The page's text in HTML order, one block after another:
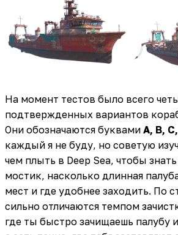
На момент тестов было всего
подтвержденных вариантов
Они обозначаются буквами A, B,
каждый я не буду, но советую
чем плыть в Deep Sea, чтобы
мостик, насколько длинная
мест и где удобнее заходить. По
сильно отличаются темпом
где ты быстро зачищаешь палубу